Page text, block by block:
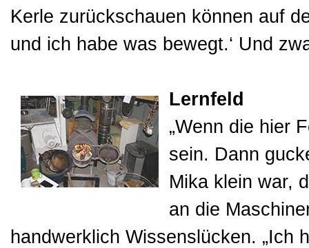
Kerle zurückschauen können auf
und ich habe was bewegt.‘ Und
Lernfeld
„Wenn die hier
sein. Dann
Mika klein war,
an die
handwerklich Wissenslücken. „Ich